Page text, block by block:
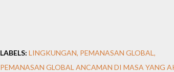
LABELS: LINGKUNGAN PEMANASAN GLOBAL
PEMANASAN GLOBAL ANCAMAN DI MASA YANG